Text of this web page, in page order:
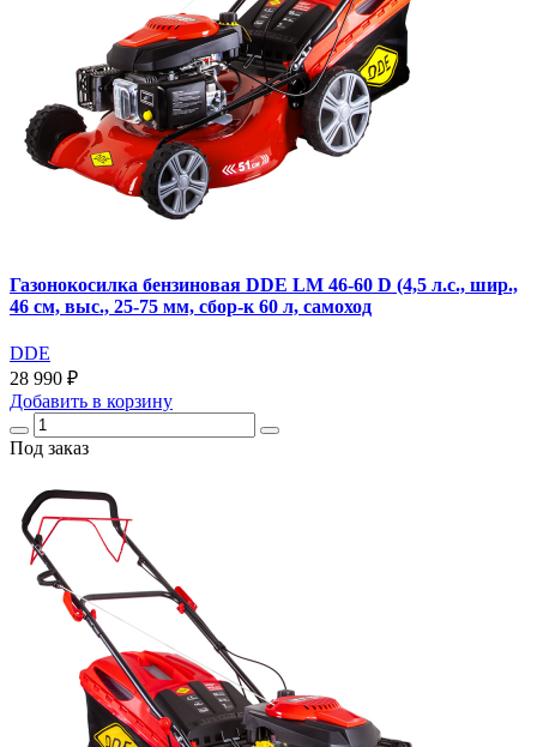
Газонокосилка бензиновая DDE LM 46-60 D (4,5 л.с., шир.,
46 см, выс., 25-75 мм, сбор-к 60 л, самоход
DDE
28 990 ₽
Добавить в корзину
Под заказ